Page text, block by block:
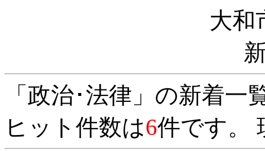
大和
「政治･法律」の新着一
ヒット件数は6件です。